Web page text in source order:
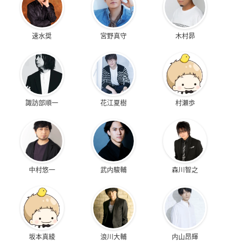
速水奨 宮野真守 木村昴
諏訪部順一 花江夏樹 村瀬歩
中村悠一 武内駿輔 森川智之
坂本真綾 浪川大輔 内山昂輝